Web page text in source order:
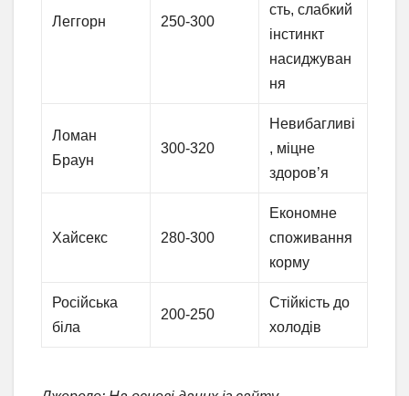
Леггорн 250-300
сть, слабкий
інстинкт
насиджуван
ня
Ломан
Браун
300-320
Невибагливі
, міцне
здоров’я
Хайсекс 280-300
Економне
споживання
корму
Російська
біла
200-250
Стійкість до
холодів